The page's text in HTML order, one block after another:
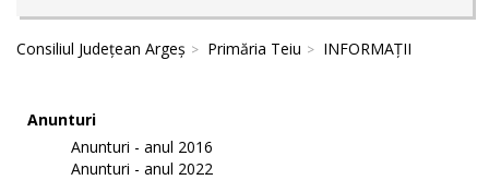
Consiliul Județean Argeș Primăria Teiu INFORMAȚII
Anunturi
Anunturi - anul 2016
Anunturi - anul 2022